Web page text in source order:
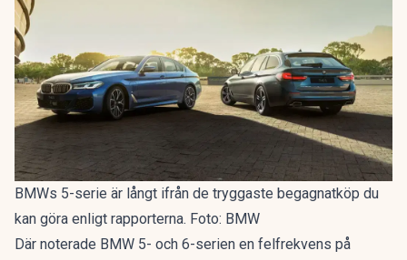
BMWs 5-serie är långt ifrån de tryggaste begagnatköp du
kan göra enligt rapporterna. Foto: BMW
Där noterade BMW 5- och 6-serien en felfrekvens på